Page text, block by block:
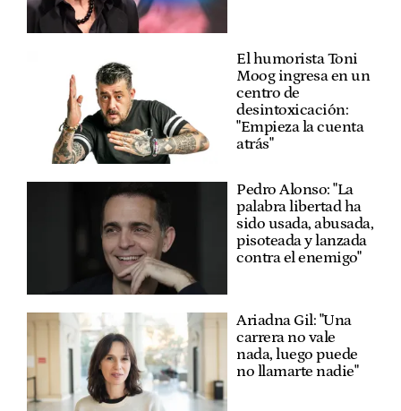
El humorista Toni
Moog ingresa en un
centro de
desintoxicación:
"Empieza la cuenta
atrás"
Pedro Alonso: "La
palabra libertad ha
sido usada, abusada,
pisoteada y lanzada
contra el enemigo"
Ariadna Gil: "Una
carrera no vale
nada, luego puede
no llamarte nadie"